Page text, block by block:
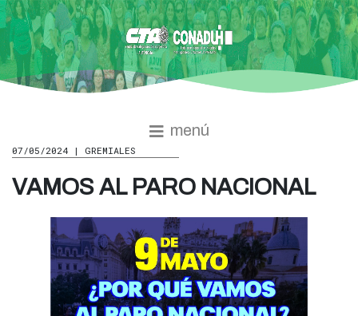
menú
07/05/2024 | GREMIALES
VAMOS AL PARO NACIONAL